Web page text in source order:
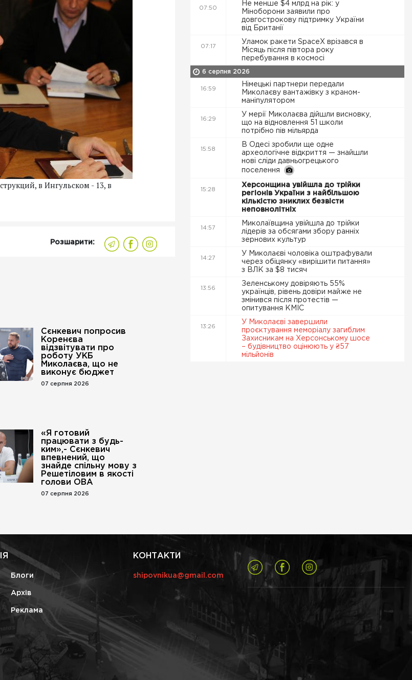
в Ингульском - 13, в
Розшарити:
Сєнкевич попросив
Коренєва
відзвітувати про
роботу УКБ
Миколаєва, що не
виконує бюджет
07 серпня 2026
«Я готовий
працювати з будь-
ким»,- Сєнкевич
впевнений, що
знайде спільну мову з
Решетіловим в якості
голови ОВА
07 серпня 2026
07:50
Не менше $4 млрд на рік: у
Міноборони заявили про
довгострокову підтримку України
від Британії
07:17
Уламок ракети SpaceX врізався в
Місяць після півтора року
перебування в космосі
6 серпня 2026
16:59
Німецькі партнери передали
Миколаєву вантажівку з краном-
маніпулятором
16:29
У мерії Миколаєва дійшли висновку,
що на відновлення 51 школи
потрібно пів мільярда
15:58
В Одесі зробили ще одне
археологічне відкриття — знайшли
нові сліди давньогрецького
поселення
15:28
Херсонщина увійшла до трійки
регіонів України з найбільшою
кількістю зниклих безвісти
неповнолітніх
14:57
Миколаївщина увійшла до трійки
лідерів за обсягами збору ранніх
зернових культур
14:27
У Миколаєві чоловіка оштрафували
через обіцянку «вирішити питання»
з ВЛК за $8 тисяч
13:56
Зеленському довіряють 55%
українців, рівень довіри майже не
змінився після протестів —
опитування КМІС
13:26
У Миколаєві завершили
проєктування меморіалу загиблим
Захисникам на Херсонському шосе
– будівництво оцінюють у ₴57
мільйонів
Блоги
Архів
Реклама
КОНТАКТИ
shipovnikua@gmail.com